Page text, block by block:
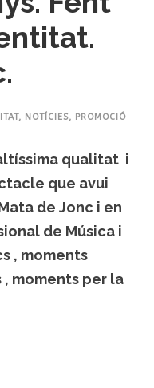
, NOTÍCIES, PROMOCIÓ
qualitat i
que avui
de Jonc i en
de Música i
, moments
moments per la